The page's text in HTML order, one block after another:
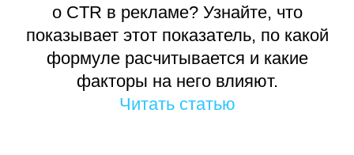
о CTR в рекламе? Узнайте, что
показывает этот показатель, по какой
формуле расчитывается и какие
факторы на него влияют.
Читать статью